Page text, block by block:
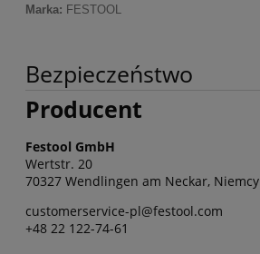
Marka: FESTOOL
Bezpieczeństwo
Producent
Festool GmbH
Wertstr. 20
70327 Wendlingen am Neckar, Niemcy
customerservice-pl@festool.com
+48 22 122-74-61